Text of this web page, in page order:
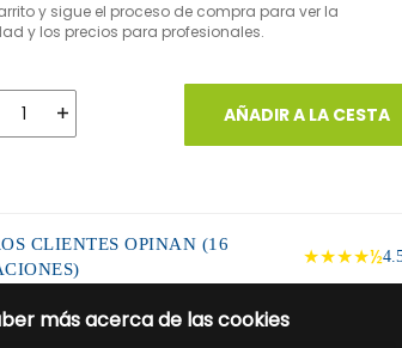
más acerca de las cookies
y sigue el proceso de compra para ver la
y los precios para profesionales.
AÑADIR A LA CESTA
CLIENTES OPINAN (16
★★★★½
DEL PRODUCTO